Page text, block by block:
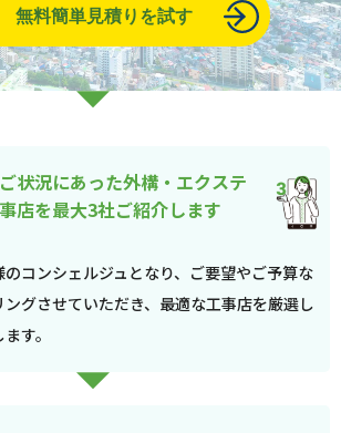
無料簡単見積りを試す
状況にあった外構・エクステ
店を最大3社ご紹介します
コンシェルジュとなり、ご要望やご予算な
ングさせていただき、最適な工事店を厳選し
す。